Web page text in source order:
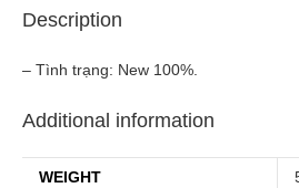
Description
– Tình trạng: New 100%.
Additional information
WEIGHT